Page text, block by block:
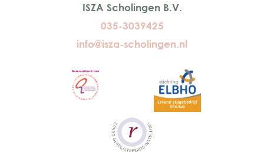
ISZA Scholingen B.V.
035-3039425
info@isza-scholingen.nl